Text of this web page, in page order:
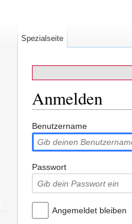
Anmelden
Benutzername
Passwort
Angemeldet bleiben
Spezialseite